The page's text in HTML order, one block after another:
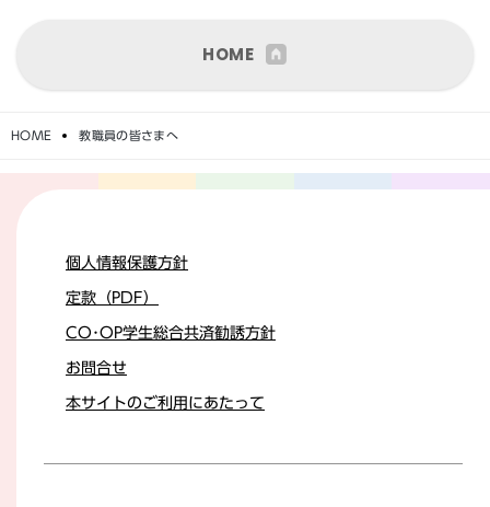
HOME
HOME 教職員の皆さまへ
個人情報保護方針
定款（PDF）
CO･OP学生総合共済勧誘方針
お問合せ
本サイトのご利用にあたって